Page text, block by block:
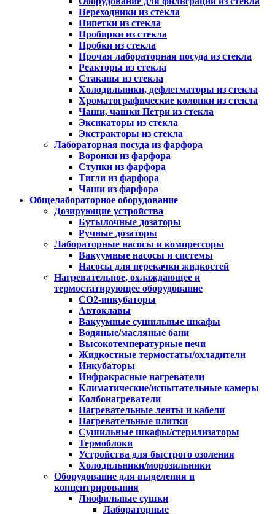
Переходники из стекла
Пипетки из стекла
Пробирки из стекла
Пробки из стекла
Прочая лабораторная посуда из стекла
Реакторы из стекла
Стаканы из стекла
Холодильники, дефлегматоры из стекла
Хроматографические колонки из стекла
Чаши, чашки Петри из стекла
Эксикаторы из стекла
Экстракторы из стекла
Лабораторная посуда из фарфора
Воронки из фарфора
Ступки из фарфора
Тигли из фарфора
Чаши из фарфора
Общелабораторное оборудование
Дозирующие устройства
Бутылочные дозаторы
Ручные дозаторы
Лабораторные насосы и компрессоры
Вакуумные насосы и системы
Насосы для перекачки жидкостей
Нагревательное, охлаждающее и
термостатирующее оборудование
CO2-инкубаторы
Автоклавы
Вакуумные сушильные шкафы
Водяные/масляные бани
Высокотемпературные печи
Жидкостные термостаты/охладители
Инкубаторы
Инфракрасные нагреватели
Климатические/испытательные камеры
Колбонагреватели
Нагревательные ленты и кабели
Нагревательные плитки
Сушильные шкафы/стерилизаторы
Термоблоки
Устройства для быстрого озоления
Холодильники/морозильники
Оборудование для выделения и
концентрирования
Лиофильные сушки
Лабораторные